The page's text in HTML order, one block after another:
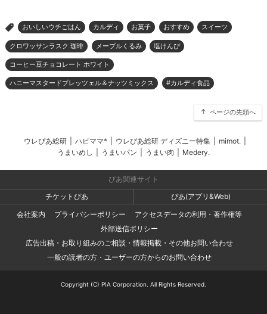
> おいしいウチごはん カルディ お菓子 おすすめ スイーツ
クロワッサンラスク 珈琲 メープルくるみ 塩けんぴ
コーヒー豆チョコレート ホワイト
ハニーマスタードプレッツェル＆ナッツミックス #カルディ食品
ページの先頭へ
ウレぴあ総研 ハピママ* ウレぴあ総研 ディズニー特集 mimot.
うまいめし
うまいパン うまい肉 Medery.
ぴあ関連サイト
チケットぴあ
ぴあ(アプリ&Web)
会社案内
プライバシーポリシー
アクセスデータの利用・著作権等
外部送信ポリシー
広告出稿・お取り組みのご相談・情報掲載・その他お問い合わせ
一般の読者の方・ユーザーの方からのお問い合わせ
Copyright (C) PIA Corporation. All Rights Reserved.